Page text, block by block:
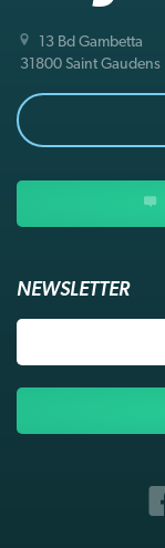
13 Bd Gambetta
31800 Saint Gaudens
NEWSLETTER